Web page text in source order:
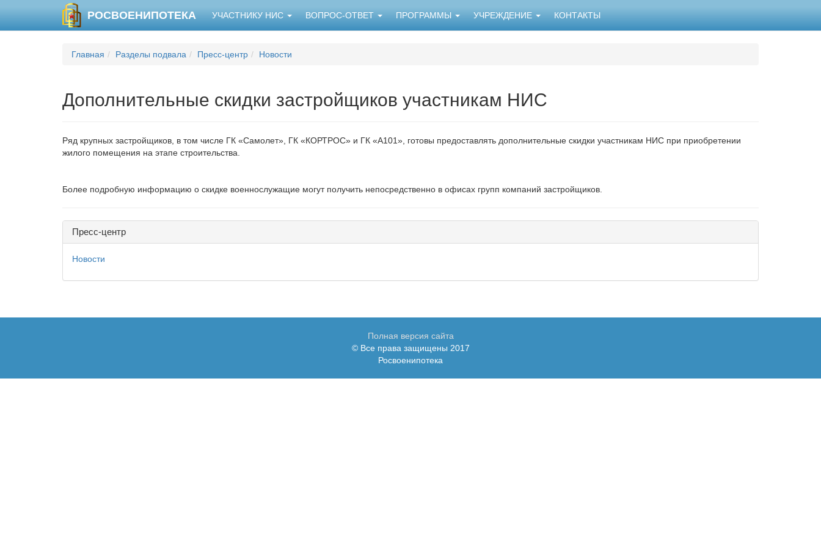
РОСВОЕНИПОТЕКА УЧАСТНИКУ НИС ВОПРОС-ОТВЕТ ПРОГРАММЫ УЧРЕЖДЕНИЕ КОНТАКТЫ
Главная Разделы подвала Пресс-центр Новости
Дополнительные скидки застройщиков участникам НИС
Ряд крупных застройщиков, в том числе ГК «Самолет», ГК «КОРТРОС» и ГК «А101», готовы предоставлять дополнительные скидки участникам НИС при приобретении
жилого помещения на этапе строительства.
Более подробную информацию о скидке военнослужащие могут получить непосредственно в офисах групп компаний застройщиков.
Пресс-центр
Новости
Полная версия сайта
© Все права защищены 2017
Росвоенипотека